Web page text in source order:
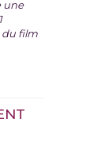
une
du film